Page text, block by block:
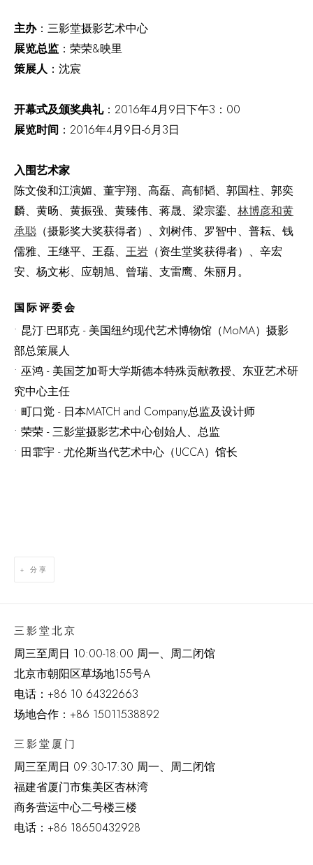
主办：三影堂摄影艺术中心
展览总监 ：荣荣&映里
策展人：沈宸
开幕式及颁奖典礼：2016年4月9日下午3：00
展览时间 ：2016年4月9日-6月3日
入围艺术家
陈文俊和江演媚、董宇翔、高磊、高郁韬、郭国柱、郭奕
麟、黄旸、黄振强、黄臻伟、蒋晟、梁宗鎏、 林博彦和黄
承聪 （摄影奖大奖获得者）、刘树伟、罗智中、普耘、钱
儒雅、王继平、王磊、 王岩 （资生堂奖获得者）、辛宏
安、杨文彬、应朝旭、曾瑞、支雷鹰、朱丽月。
国际评委会
• 昆汀·巴耶克 - 美国纽约现代艺术博物馆（MoMA）摄影
部总策展人
• 巫鸿 - 美国芝加哥大学斯德本特殊贡献教授、东亚艺术研
究中心主任
• 町口觉 - 日本MATCH and Company总监及设计师
• 荣荣 - 三影堂摄影艺术中心创始人、总监
• 田霏宇 - 尤伦斯当代艺术中心（UCCA）馆长
分享
三影堂北京
周三至周日 10:00-18:00 周一、周二闭馆
北京市朝阳区草场地155号A
电话： +86 10 64322663
场地合作：+86 15011538892
三影堂厦门
周三至周日 09:30-17:30 周一、周二闭馆
福建省厦门市集美区杏林湾
商务营运中心二号楼三楼
电话： +86 18650432928